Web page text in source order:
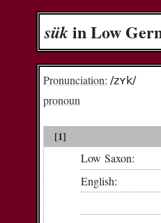
sükin Low
Pronunciation: /zʏk/
pronoun
[1]
Low Saxon:
English: